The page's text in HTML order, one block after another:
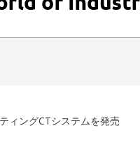
ィングCTシステムを発売